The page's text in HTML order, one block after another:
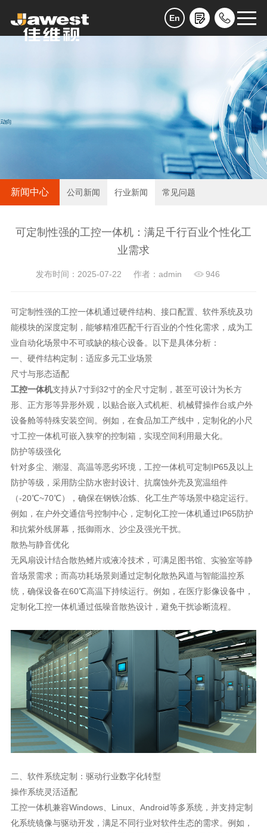
En
新闻中心 公司新闻 行业新闻 常见问题
可定制性强的工控一体机：满足千行百业个性化工
业需求
发布时间：2025-07-22 作者：admin 946
可定制性强的工控一体机通过硬件结构、接口配置、软件系统及功
能模块的深度定制，能够精准匹配千行百业的个性化需求，成为工
业自动化场景中不可或缺的核心设备。以下是具体分析：
一、硬件结构定制：适应多元工业场景
尺寸与形态适配
工控一体机支持从7寸到32寸的全尺寸定制，甚至可设计为长方
形、正方形等异形外观，以贴合嵌入式机柜、机械臂操作台或户外
设备舱等特殊安装空间。例如，在食品加工产线中，定制化的小尺
寸工控一体机可嵌入狭窄的控制箱，实现空间利用最大化。
防护等级强化
针对多尘、潮湿、高温等恶劣环境，工控一体机可定制IP65及以上
防护等级，采用防尘防水密封设计、抗腐蚀外壳及宽温组件
（-20℃~70℃），确保在钢铁冶炼、化工生产等场景中稳定运行。
例如，在户外交通信号控制中心，定制化工控一体机通过IP65防护
和抗紫外线屏幕，抵御雨水、沙尘及强光干扰。
散热与静音优化
无风扇设计结合散热鳍片或液冷技术，可满足图书馆、实验室等静
音场景需求；而高功耗场景则通过定制化散热风道与智能温控系
统，确保设备在60℃高温下持续运行。例如，在医疗影像设备中，
定制化工控一体机通过低噪音散热设计，避免干扰诊断流程。
二、软件系统定制：驱动行业数字化转型
操作系统灵活适配
工控一体机兼容Windows、Linux、Android等多系统，并支持定制
化系统镜像与驱动开发，满足不同行业对软件生态的需求。例如，